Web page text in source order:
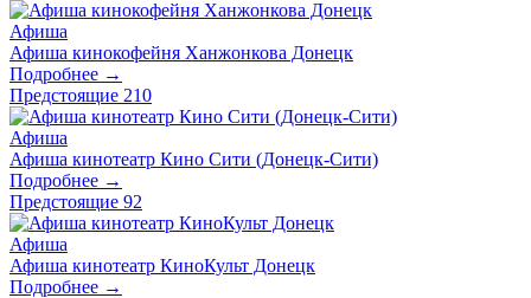
Афиша
Афиша кинокофейня Ханжонкова Донецк
Подробнее →
Предстоящие 210
Афиша
Афиша кинотеатр Кино Сити (Донецк-Сити)
Подробнее →
Предстоящие 92
Афиша
Афиша кинотеатр КиноКульт Донецк
Подробнее →